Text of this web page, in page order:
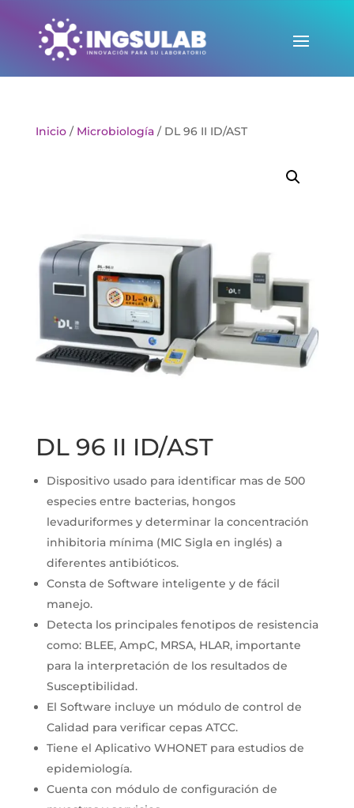
Inicio/ Microbiología/ DL 96 II ID/AST
DL 96 II ID/AST
Dispositivo usado para identificar mas de 500
especies entre bacterias, hongos
levaduriformes y determinar la concentración
inhibitoria mínima (MIC Sigla en inglés) a
diferentes antibióticos.
Consta de Software inteligente y de fácil
manejo.
Detecta los principales fenotipos de resistencia
como: BLEE, AmpC, MRSA, HLAR, importante
para la interpretación de los resultados de
Susceptibilidad.
El Software incluye un módulo de control de
Calidad para verificar cepas ATCC.
Tiene el Aplicativo WHONET para estudios de
epidemiología.
Cuenta con módulo de configuración de